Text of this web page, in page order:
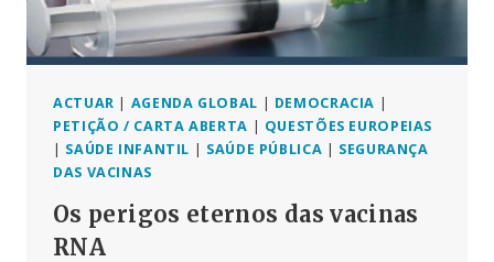
ACTUAR | AGENDA GLOBAL | DEMOCRACIA |
PETIÇÃO / CARTA ABERTA | QUESTÕES EUROPEIAS
| SAÚDE INFANTIL | SAÚDE PÚBLICA | SEGURANÇA
DAS VACINAS
Os perigos eternos das vacinas
RNA